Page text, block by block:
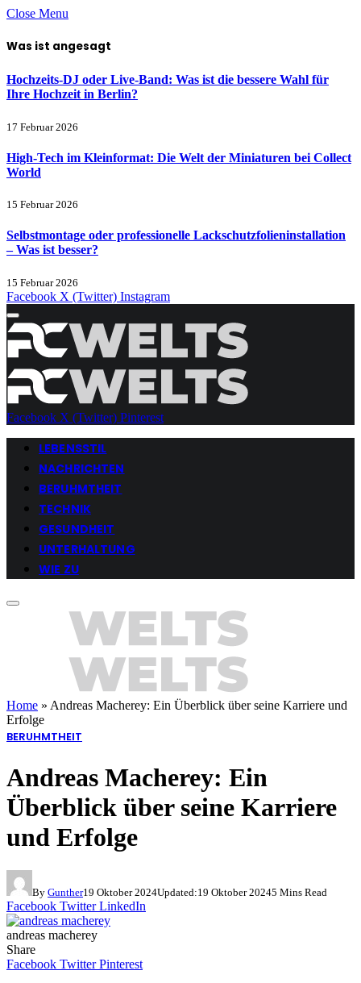
Close Menu
Was ist angesagt
Hochzeits-DJ oder Live-Band: Was ist die bessere Wahl für
Ihre Hochzeit in Berlin?
17 Februar 2026
High-Tech im Kleinformat: Die Welt der Miniaturen bei Collect
World
15 Februar 2026
Selbstmontage oder professionelle Lackschutzfolieninstallation
– Was ist besser?
15 Februar 2026
Facebook X (Twitter) Instagram
Facebook X (Twitter) Pinterest
LEBENSSTIL
NACHRICHTEN
BERUHMTHEIT
TECHNIK
GESUNDHEIT
UNTERHALTUNG
WIE ZU
Home » Andreas Macherey: Ein Überblick über seine Karriere und
Erfolge
BERUHMTHEIT
Andreas Macherey: Ein
Überblick über seine Karriere
und Erfolge
By Gunther19 Oktober 2024Updated:19 Oktober 20245 Mins Read
Facebook Twitter LinkedIn
andreas macherey
Share
Facebook Twitter Pinterest